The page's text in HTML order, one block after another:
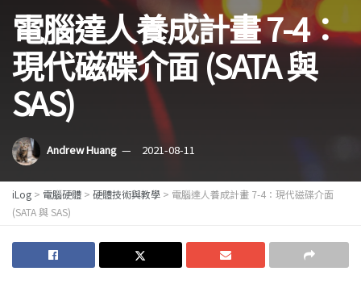
電腦達人養成計畫 7-4：
現代磁碟介面 (SATA 與
SAS)
Andrew Huang 2021-08-11
iLog > 電腦硬體 > 硬體技術與教學 > 電腦達人養成計畫 7-4：現代磁碟介面
(SATA 與 SAS)